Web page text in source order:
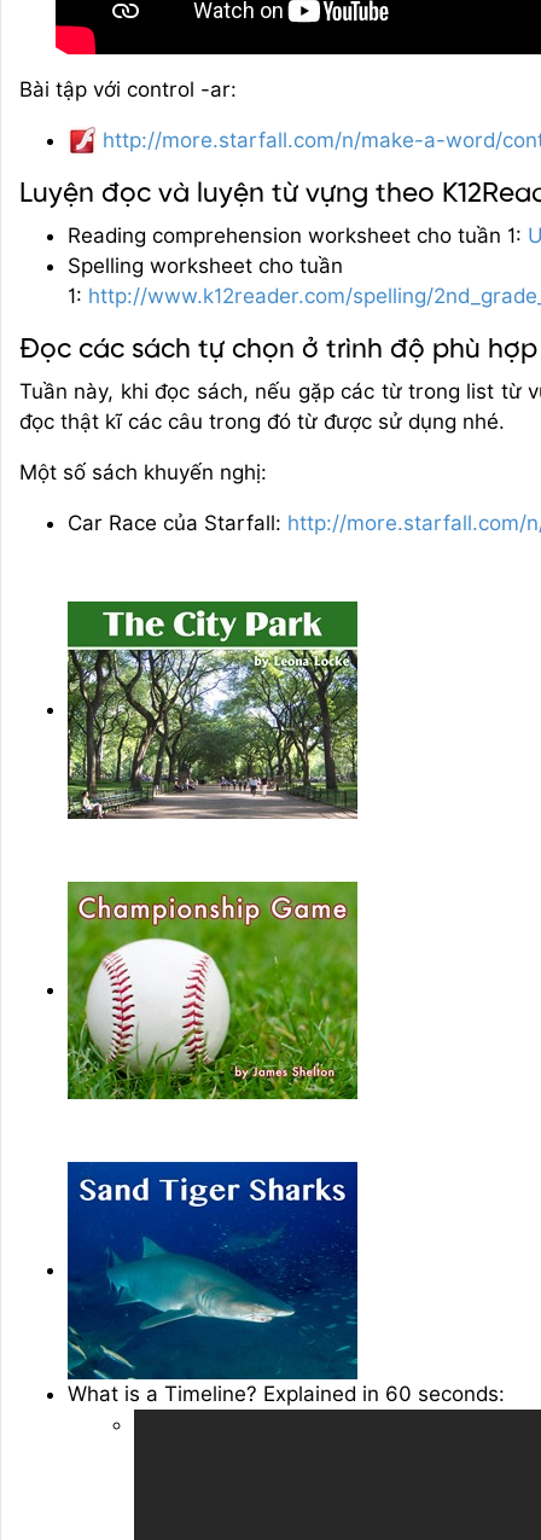
Bài tập với control -ar:
http://more.starfall.com/n/make-a-word/
Luyện đọc và luyện từ vựng theo
Reading comprehension worksheet cho tuần 1:
Spelling worksheet cho tuần
1: http://www.k12reader.com/spelling/
Đọc các sách tự chọn ở trình độ phù hợp
Tuần này, khi đọc sách, nếu gặp các từ trong list từ
đọc thật kĩ các câu trong đó từ được sử dụng nhé.
Một số sách khuyến nghị:
Car Race của Starfall: http://more.starfall.com/
What is a Timeline? Explained in 60 seconds: